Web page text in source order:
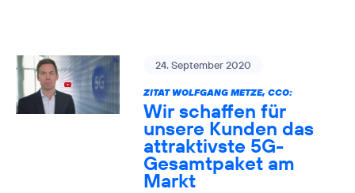
24. September 2020
ZITAT WOLFGANG METZE, CCO:
Wir schaffen für
unsere Kunden das
attraktivste 5G-
Gesamtpaket am
Markt